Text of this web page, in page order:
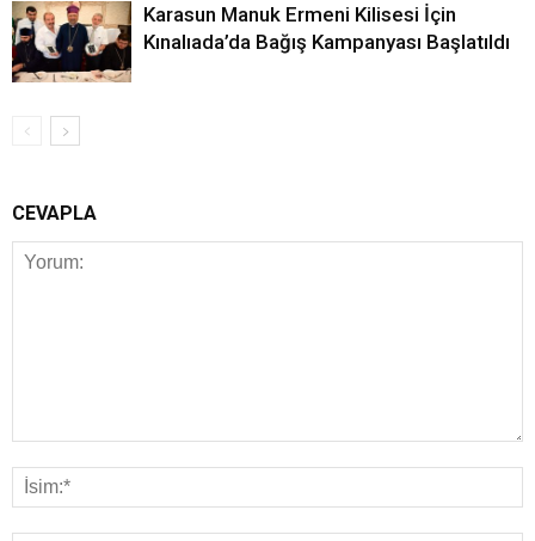
Karasun Manuk Ermeni Kilisesi İçin
Kınalıada’da Bağış Kampanyası Başlatıldı
CEVAPLA